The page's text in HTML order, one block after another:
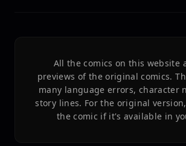
All the comics on this website
previews of the original comics.
many language errors, character
story lines. For the original
the comic if it's available in